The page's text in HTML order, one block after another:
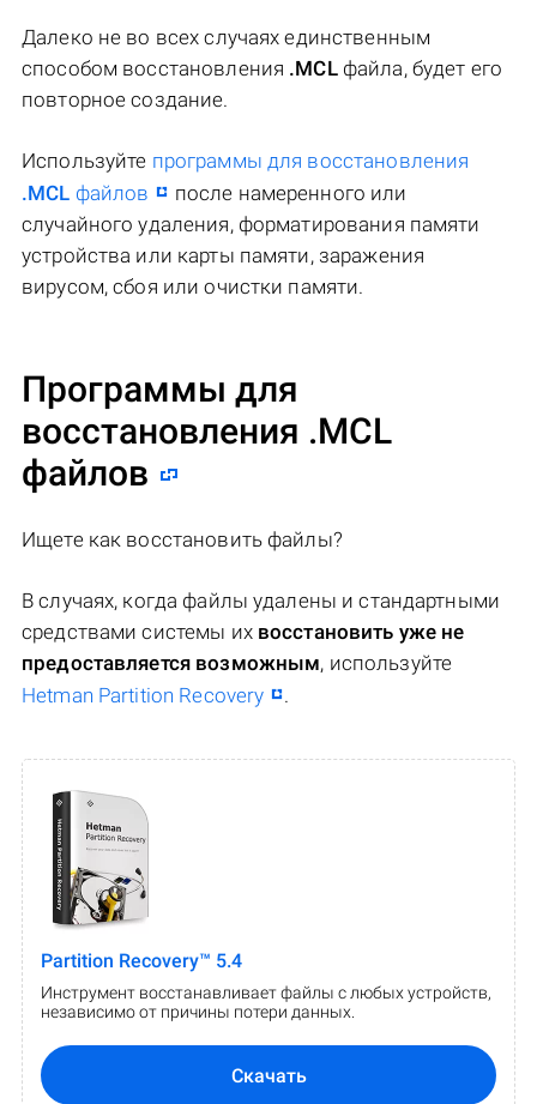
Далеко не во всех случаях единственным
способом восстановления .MCLфайла, будет его
повторное создание.
Используйте программы для восстановления
.MCL файлов
после намеренного или
случайного удаления, форматирования памяти
устройства или карты памяти, заражения
вирусом, сбоя или очистки памяти.
Программы для
восстановления .MCL
файлов
Ищете как восстановить файлы?
В случаях, когда файлы удалены и стандартными
средствами системы их восстановить уже не
предоставляется возможным, используйте
Hetman Partition Recovery
.
Partition Recovery™ 5.4
Инструмент восстанавливает файлы с любых устройств,
независимо от причины потери данных.
Скачать